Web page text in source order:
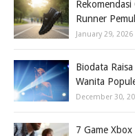
Runner
January 29, 2026
Biodata
Wanita
December 30,
7 Game